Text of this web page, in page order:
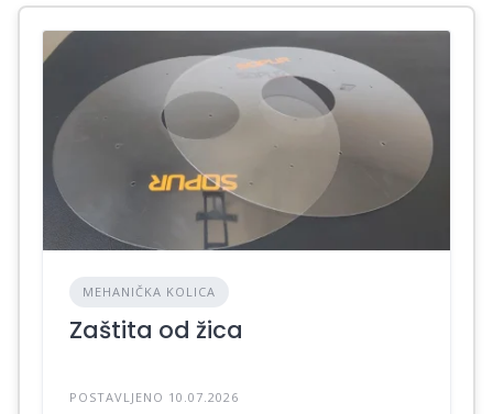
MEHANIČKA KOLICA
Zaštita od žica
POSTAVLJENO 10.07.2026